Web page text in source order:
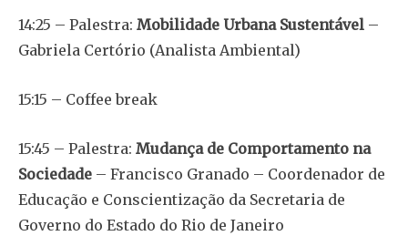
14:25 – Palestra: Mobilidade Urbana Sustentável –
Gabriela Certório (Analista Ambiental)
15:15 – Coffee break
15:45 – Palestra: Mudança de Comportamento na
Sociedade – Francisco Granado – Coordenador de
Educação e Conscientização da Secretaria de
Governo do Estado do Rio de Janeiro